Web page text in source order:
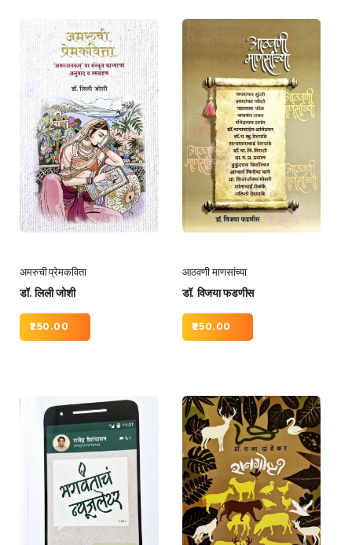
अमरुची प्रेमकविता
डॉ. लिली जोशी
250.00
आठवणी माणसांच्या
डॉ. विजया फडणीस
250.00